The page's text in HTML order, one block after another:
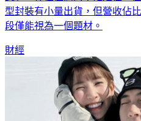
式」，存在極高的不確定性，
型封裝有小量出貨，但營收佔